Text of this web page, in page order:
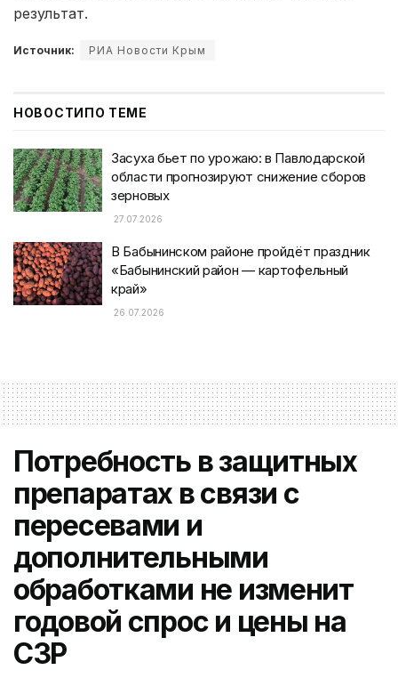
результат.
Источник: РИА Новости Крым
НОВОСТИПО ТЕМЕ
Засуха бьет по урожаю: в Павлодарской
области прогнозируют снижение сборов
зерновых
27.07.2026
В Бабынинском районе пройдёт праздник
«Бабынинский район — картофельный
край»
26.07.2026
Потребность в защитных
препаратах в связи с
пересевами и
дополнительными
обработками не изменит
годовой спрос и цены на
СЗР